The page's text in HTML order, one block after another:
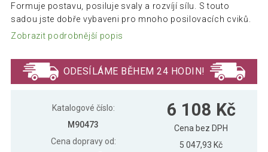
Formuje postavu, posiluje svaly a rozvíjí sílu. S touto
sadou jste dobře vybaveni pro mnoho posilovacích cviků.
Zobrazit podrobnější popis
ODESÍLÁME BĚHEM 24 HODIN!
Katalogové číslo:
M90473
Cena dopravy od:
6 108 Kč
Cena bez DPH
5 047,93 Kč